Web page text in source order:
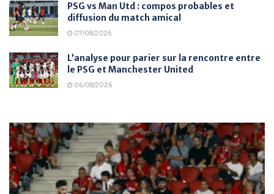
PSG vs Man Utd : compos probables et
diffusion du match amical
07/08/2026
L’analyse pour parier sur la rencontre entre
le PSG et Manchester United
06/08/2026